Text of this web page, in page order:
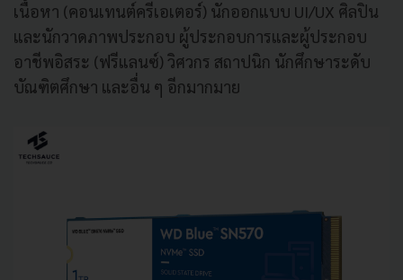
เนื้อหา (คอนเทนต์ครีเอเตอร์) นักออกแบบ UI/UX ศิลปิน
และนักวาดภาพประกอบ ผู้ประกอบการและผู้ประกอบ
อาชีพอิสระ (ฟรีแลนซ์) วิศวกร สถาปนิก นักศึกษาระดับ
บัณฑิตศึกษา และอื่น ๆ อีกมากมาย